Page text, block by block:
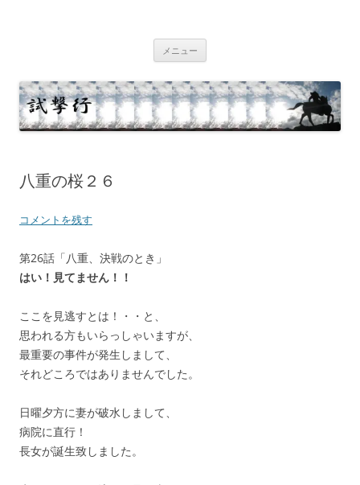
キ
ッ
プ
メニュー
八重の桜２６
コメントを残す
第26話「八重、決戦のとき」
はい！見てません！！
ここを見逃すとは！・・と、
思われる方もいらっしゃいますが、
最重要の事件が発生しまして、
それどころではありませんでした。
日曜夕方に妻が破水しまして、
病院に直行！
長女が誕生致しました。